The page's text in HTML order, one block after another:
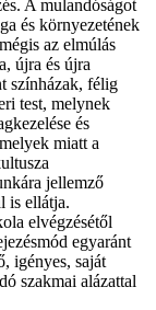
A mulandóságot
és környezetének
az elmúlás
újra és újra
színházak, félig
test, melynek
és
miatt a
jellemző
is ellátja.
elvégzésétől
egyaránt
igényes, saját
szakmai alázattal